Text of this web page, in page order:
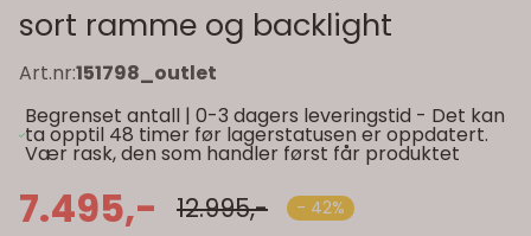
sort ramme og backlight
Art.nr:151798_outlet
Begrenset antall | 0-3 dagers leveringstid - Det kan
ta opptil 48 timer før lagerstatusen er oppdatert.
Vær rask, den som handler først får produktet
7.495,- 12.995,- - 42%